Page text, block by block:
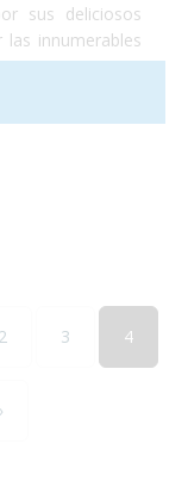
sus deliciosos
innumerables
ya sean
algún museo...
¡No
2 3 4